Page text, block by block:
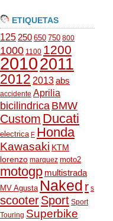
ETIQUETAS
125 250 650 750 800
1000 1100 1200
20102011
2012 2013abs
accidente Aprilia
bicilindrica BMW
Custom Ducati
electrica F Honda
Kawasaki KTM
lorenzo marquez moto2
motogp multistrada
MV Agusta Naked r s
scooterSport Sport
Touring Superbike